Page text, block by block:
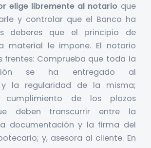
elige libremente al notario que
y controlar que el Banco ha
deberes que el principio de
material le impone. El notario
frentes: Comprueba que toda la
se ha entregado al
y la regularidad de la misma;
de los plazos
deben transcurrir entre la
documentación y la firma del
y, asesora al cliente. En